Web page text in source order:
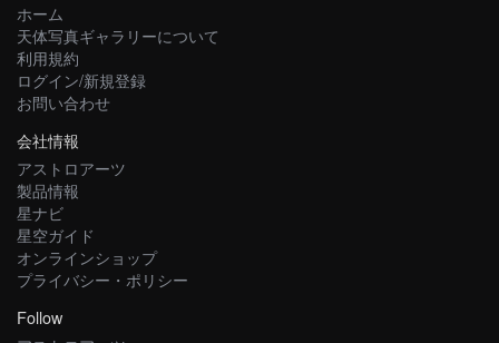
ホーム
天体写真ギャラリーについて
利用規約
ログイン/新規登録
お問い合わせ
会社情報
アストロアーツ
製品情報
星ナビ
星空ガイド
オンラインショップ
プライバシー・ポリシー
Follow